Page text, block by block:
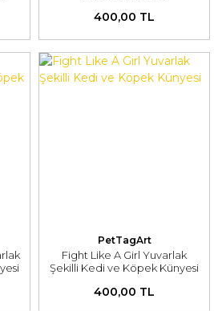
400,00 TL
PetTagArt
Fight Like A Girl Yuvarlak
Şekilli Kedi ve Köpek Künyesi
400,00 TL